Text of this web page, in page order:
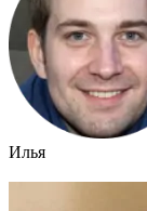
Илья